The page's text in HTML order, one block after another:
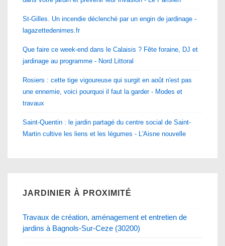
St-Gilles. Un incendie déclenché par un engin de jardinage -
lagazettedenimes.fr
Que faire ce week-end dans le Calaisis ? Fête foraine, DJ et
jardinage au programme - Nord Littoral
Rosiers : cette tige vigoureuse qui surgit en août n'est pas
une ennemie, voici pourquoi il faut la garder - Modes et
travaux
Saint-Quentin : le jardin partagé du centre social de Saint-
Martin cultive les liens et les légumes - L'Aisne nouvelle
JARDINIER À PROXIMITÉ
Travaux de création, aménagement et entretien de
jardins à Bagnols-Sur-Ceze (30200)